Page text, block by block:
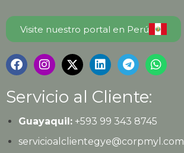
Visite nuestro portal en Perú
Servicio al Cliente:
Guayaquil:+593 99 343 8745
servicioalclientegye@corpmyl.com